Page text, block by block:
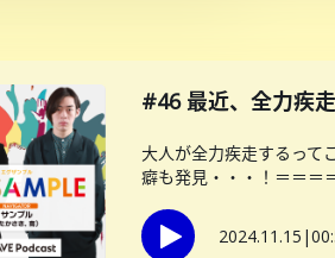
#46 最近、全力疾
大人が全力疾走するって
癖も発見・・・！＝＝＝
2024.11.15 |